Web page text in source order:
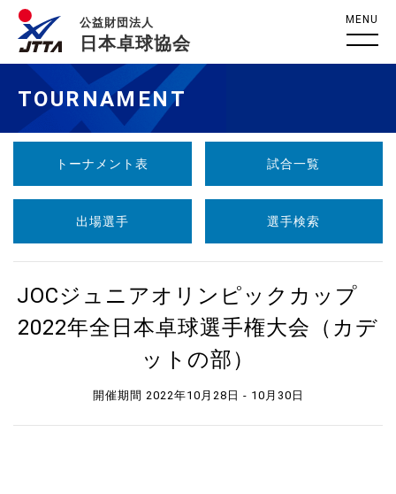
公益財団法人
日本卓球協会
MENU
TOURNAMENT
トーナメント表 試合一覧
出場選手 選手検索
JOCジュニアオリンピックカップ
2022年全日本卓球選手権大会（カデ
ットの部）
開催期間 2022年10月28日 - 10月30日